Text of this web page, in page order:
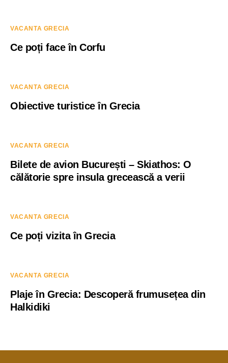
VACANTA GRECIA
Ce poți face în Corfu
VACANTA GRECIA
Obiective turistice în Grecia
VACANTA GRECIA
Bilete de avion București – Skiathos: O
călătorie spre insula grecească a verii
VACANTA GRECIA
Ce poți vizita în Grecia
VACANTA GRECIA
Plaje în Grecia: Descoperă frumusețea din
Halkidiki